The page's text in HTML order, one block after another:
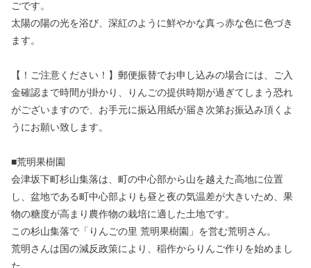
ごです。
太陽の陽の光を浴び、深紅のように鮮やかな真っ赤な色に色づき
ます。
【！ご注意ください！】郵便振替でお申し込みの場合には、ご入
金確認まで時間が掛かり、りんごの提供時期が過ぎてしまう恐れ
がございますので、お手元に振込用紙が届き次第お振込み頂くよ
うにお願い致します。
■荒明果樹園
会津坂下町杉山集落は、町の中心部から山を越えた高地に位置
し、盆地である町中心部よりも昼と夜の気温差が大きいため、果
物の糖度が高まり農作物の栽培に適した土地です。
この杉山集落で「りんごの里 荒明果樹園」を営む荒明さん。
荒明さんは国の減反政策により、稲作からりんご作りを始めまし